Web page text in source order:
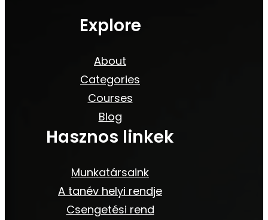
Explore
About
Categories
Courses
Blog
Hasznos linkek
Munkatársaink
A tanév helyi rendje
Csengetési rend